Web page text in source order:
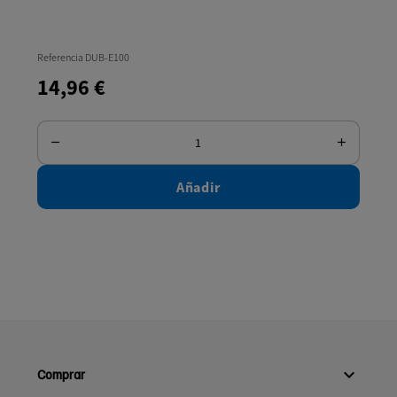
Referencia DUB-E100
14,96 €
Añadir
Comprar 